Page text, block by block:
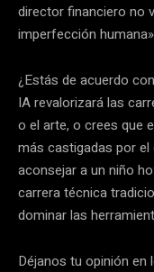
director financiero no
imperfección
¿Estás de acuerdo
IA revalorizará las
o el arte, o crees que
más castigadas por
aconsejar a un niño
carrera técnica
dominar las
Déjanos tu opinión